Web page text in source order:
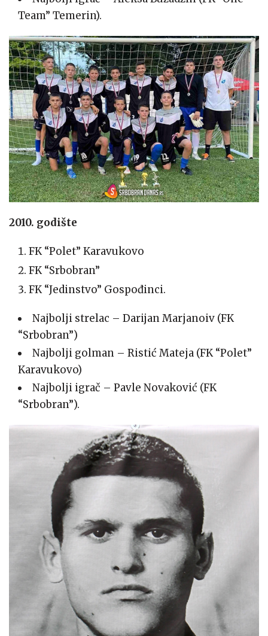
Team” Temerin).
2010. godište
FK “Polet” Karavukovo
FK “Srbobran”
FK “Jedinstvo” Gospođinci.
Najbolji strelac – Darijan Marjanoiv (FK
“Srbobran”)
Najbolji golman – Ristić Mateja (FK “Polet”
Karavukovo)
Najbolji igrač – Pavle Novaković (FK
“Srbobran”).